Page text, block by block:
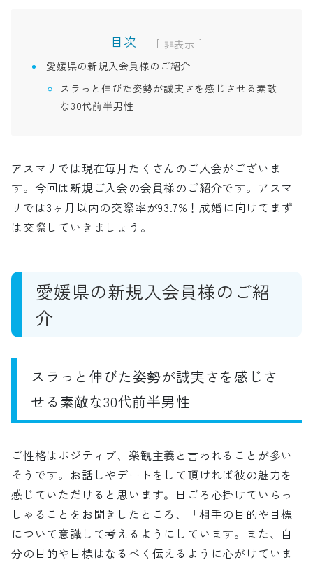
目次 [
]
愛媛県の新規入会員様のご紹介
スラっと伸びた姿勢が誠実さを感じさせる素敵
な30代前半男性
アスマリでは現在毎月たくさんのご入会がございま
す。今回は新規ご入会の会員様のご紹介です。アスマ
リでは3ヶ月以内の交際率が93.7%！成婚に向けてまず
は交際していきましょう。
愛媛県の新規入会員様のご紹
介
スラっと伸びた姿勢が誠実さを感じさ
せる素敵な30代前半男性
ご性格はポジティブ、楽観主義と言われることが多い
そうです。お話しやデートをして頂ければ彼の魅力を
感じていただけると思います。日ごろ心掛けていらっ
しゃることをお聞きしたところ、「相手の目的や目標
について意識して考えるようにしています。また、自
分の目的や目標はなるべく伝えるように心がけていま